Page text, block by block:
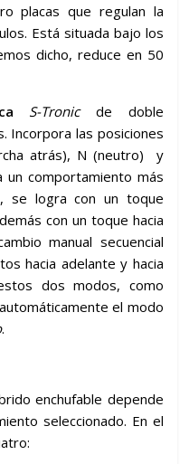
placas que regulan la
Está situada bajo los
dicho, reduce en 50
S-Tronicde doble
Incorpora las posiciones
atrás), N (neutro) y
un comportamiento más
se logra con un toque
con un toque hacia
manual secuencial
hacia adelante y hacia
dos modos, como
el modo
.
enchufable depende
seleccionado. En el